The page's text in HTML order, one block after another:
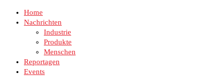
Home
Nachrichten
Industrie
Produkte
Menschen
Reportagen
Events